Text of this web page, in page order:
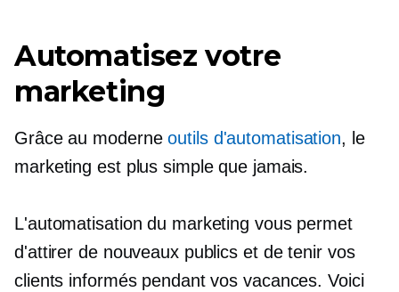
Automatisez votre
marketing
Grâce au moderneoutils d'automatisation, le
marketing est plus simple que jamais.
L'automatisation du marketing vous permet
d'attirer de nouveaux publics et de tenir vos
clients informés pendant vos vacances. Voici